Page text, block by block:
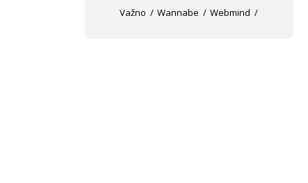
Važno
Wannabe Webmind